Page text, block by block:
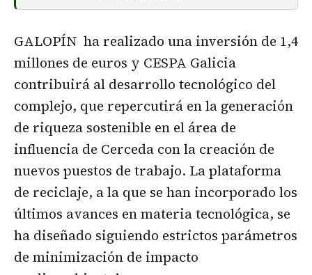
GALOPÍN ha realizado una inversión de 1,4
millones de euros y CESPA Galicia
contribuirá al desarrollo tecnológico del
complejo, que repercutirá en la generación
de riqueza sostenible en el área de
influencia de Cerceda con la creación de
nuevos puestos de trabajo. La plataforma
de reciclaje, a la que se han incorporado los
últimos avances en materia tecnológica, se
ha diseñado siguiendo estrictos parámetros
de minimización de impacto